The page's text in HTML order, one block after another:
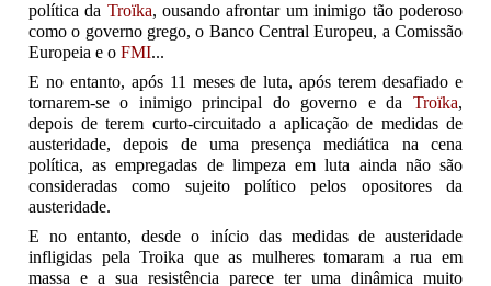
política da Troïka, ousando afrontar um inimigo tão poderoso
como o governo grego, o Banco Central Europeu, a Comissão
Europeia e o FMI...
E no entanto, após 11 meses de luta, após terem desafiado e
tornarem-se o inimigo principal do governo e da Troïka,
depois de terem curto-circuitado a aplicação de medidas de
austeridade, depois de uma presença mediática na cena
política, as empregadas de limpeza em luta ainda não são
consideradas como sujeito político pelos opositores da
austeridade.
E no entanto, desde o início das medidas de austeridade
infligidas pela Troika que as mulheres tomaram a rua em
massa e a sua resistência parece ter uma dinâmica muito